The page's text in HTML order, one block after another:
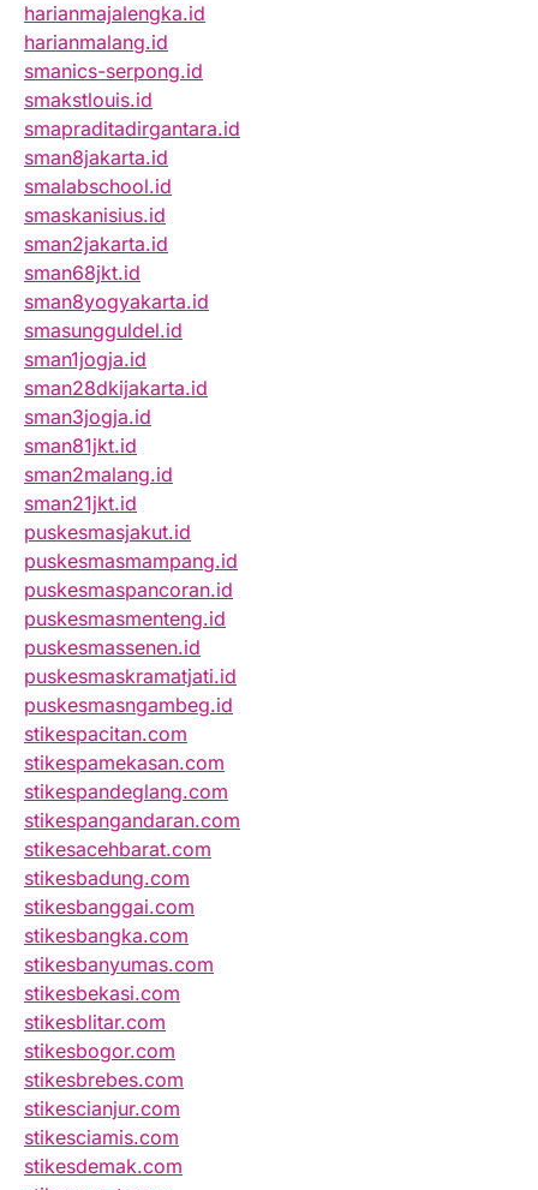
harianmajalengka.id
harianmalang.id
smanics-serpong.id
smakstlouis.id
smapraditadirgantara.id
sman8jakarta.id
smalabschool.id
smaskanisius.id
sman2jakarta.id
sman68jkt.id
sman8yogyakarta.id
smasungguldel.id
sman1jogja.id
sman28dkijakarta.id
sman3jogja.id
sman81jkt.id
sman2malang.id
sman21jkt.id
puskesmasjakut.id
puskesmasmampang.id
puskesmaspancoran.id
puskesmasmenteng.id
puskesmassenen.id
puskesmaskramatjati.id
puskesmasngambeg.id
stikespacitan.com
stikespamekasan.com
stikespandeglang.com
stikespangandaran.com
stikesacehbarat.com
stikesbadung.com
stikesbanggai.com
stikesbangka.com
stikesbanyumas.com
stikesbekasi.com
stikesblitar.com
stikesbogor.com
stikesbrebes.com
stikescianjur.com
stikesciamis.com
stikesdemak.com